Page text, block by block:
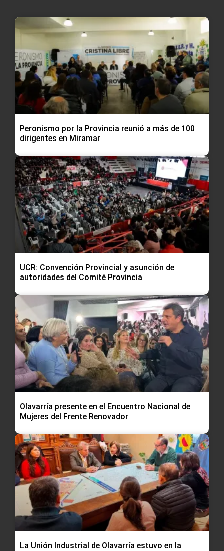
Peronismo por la Provincia reunió a más de 100
dirigentes en Miramar
UCR: Convención Provincial y asunción de
autoridades del Comité Provincia
Olavarría presente en el Encuentro Nacional de
Mujeres del Frente Renovador
La Unión Industrial de Olavarría estuvo en la